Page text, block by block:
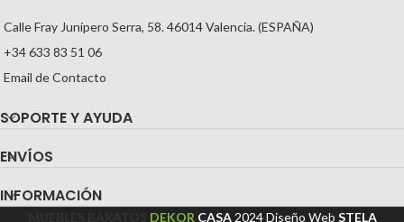
Calle Fray Junípero Serra, 58. 46014 Valencia. (ESPAÑA)
+34 633 83 51 06
Email de Contacto
SOPORTE Y AYUDA
ENVÍOS
INFORMACIÓN
DEKOR CASA 2024Diseño Web STELA